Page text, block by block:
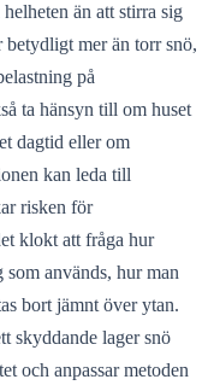
än att stirra sig
mer än torr snö,
på
ta hänsyn till om huset
dagtid eller om
kan leda till
risken för
klokt att fråga hur
som används, hur man
bort jämnt över ytan.
skyddande lager snö
och anpassar metoden